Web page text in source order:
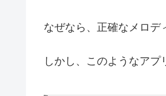
なぜなら、正確なメロデ
しかし、このようなアプ